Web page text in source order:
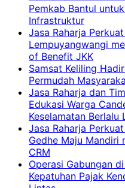
Pemkab Bantul
Infrastruktur
Jasa Raharja
Lempuyangwangi
of Benefit JKK
Samsat Keliling
Permudah
Jasa Raharja dan
Edukasi Warga
Keselamatan Berlalu
Jasa Raharja
Gedhe Maju Mandiri
CRM
Operasi Gabungan
Kepatuhan Pajak